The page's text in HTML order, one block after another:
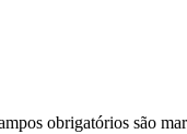
obrigatórios são